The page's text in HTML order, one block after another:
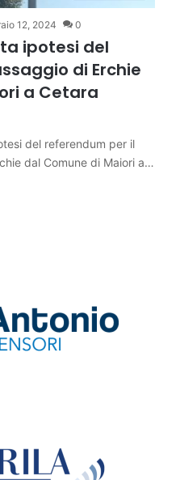
12, 2024 0
ipotesi del
di Erchie
a Cetara
del referendum per il
dal Comune di Maiori a…